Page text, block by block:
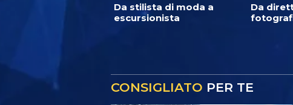
Da stilista di moda a
escursionista
Da
CONSIGLIATO PER TE